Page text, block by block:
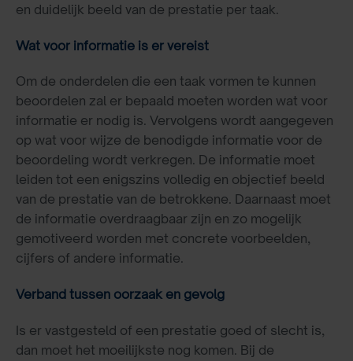
en duidelijk beeld van de prestatie per taak.
Wat voor informatie is er vereist
Om de onderdelen die een taak vormen te kunnen
beoordelen zal er bepaald moeten worden wat voor
informatie er nodig is. Vervolgens wordt aangegeven
op wat voor wijze de benodigde informatie voor de
beoordeling wordt verkregen. De informatie moet
leiden tot een enigszins volledig en objectief beeld
van de prestatie van de betrokkene. Daarnaast moet
de informatie overdraagbaar zijn en zo mogelijk
gemotiveerd worden met concrete voorbeelden,
cijfers of andere informatie.
Verband tussen oorzaak en gevolg
Is er vastgesteld of een prestatie goed of slecht is,
dan moet het moeilijkste nog komen. Bij de